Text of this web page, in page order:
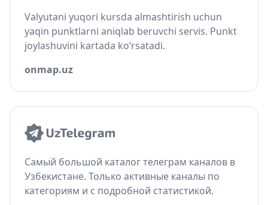
Valyutani yuqori kursda almashtirish uchun
yaqin punktlarni aniqlab beruvchi servis. Punkt
joylashuvini kartada ko‘rsatadi.
onmap.uz
Самый большой каталог телеграм каналов в
Узбекистане. Только активные каналы по
категориям и с подробной статистикой.